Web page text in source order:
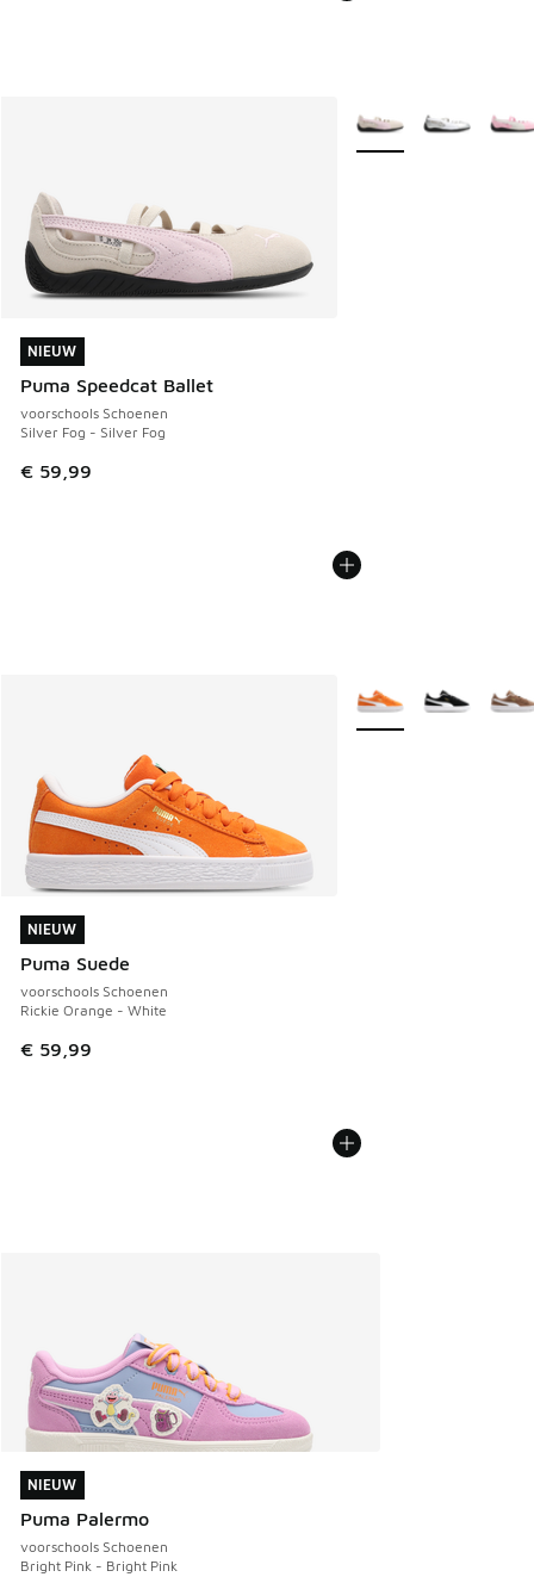
NIEUW
Puma Speedcat Ballet
voorschools Schoenen
Silver Fog - Silver Fog
€ 59,99
NIEUW
Meer kleuren
NIEUW
Puma Suede
voorschools Schoenen
Rickie Orange - White
€ 59,99
NIEUW
Meer kleuren
NIEUW
Puma Palermo
voorschools Schoenen
Bright Pink - Bright Pink
NIEUW